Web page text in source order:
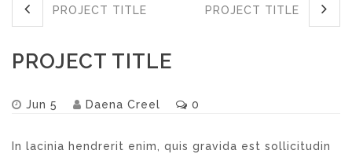
PROJECT TITLE PROJECT TITLE
PROJECT TITLE
Jun 5 Daena Creel 0
In lacinia hendrerit enim, quis gravida est sollicitudin